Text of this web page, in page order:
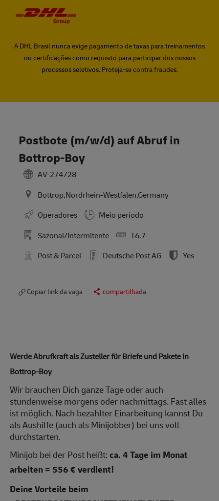
A DHL Brasil nunca exige pagamento de taxas para treinamentos
ou certificações como requisito para participar dos nossos
processos seletivos. Proteja-se contra fraudes.
Postbote (m/w/d) auf Abruf in
Bottrop-Boy
AV-274728
Bottrop,Nordrhein-Westfalen,Germany
Operadores
Meio período
Sazonal/Intermitente
16.7
Post & Parcel
Deutsche Post AG Yes
Copiar link da vaga compartilhada
Werde Abrufkraft als Zusteller für Briefe und Pakete in
Bottrop-Boy
Wir brauchen Dich ganze Tage oder auch
stundenweise morgens oder nachmittags. Fast alles
ist möglich. Nach bezahlter Einarbeitung kannst Du
als Aushilfe (auch als Minijobber) bei uns voll
durchstarten.
Minijob bei der Post heißt:ca.4 Tage im Monat
arbeiten = 556 € verdient!
Deine Vorteile beim